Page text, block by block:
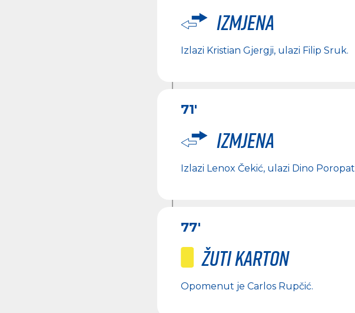
Izmjena
Izlazi Kristian Gjergji, ulazi Filip Sruk.
71'
Izmjena
Izlazi Lenox Čekić, ulazi Dino Poropat
77'
Žuti karton
Opomenut je Carlos Rupčić.